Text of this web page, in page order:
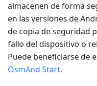
almacenen de forma
en las versiones de
de copia de seguridad
fallo del dispositivo o
Puede beneficiarse de
OsmAnd Start.